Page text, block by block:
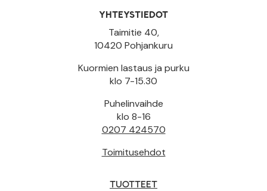
YHTEYSTIEDOT
Taimitie 40,
10420 Pohjankuru
Kuormien lastaus ja purku
klo 7-15.30
Puhelinvaihde
klo 8-16
0207 424570
Toimitusehdot
TUOTTEET